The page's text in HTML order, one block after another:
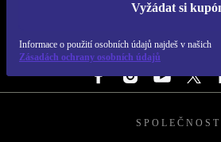
Vyžádat si
Informace o použití osobních údajů najdeš v našich
Zásadách ochrany osobních údajů
REFURBED ČESKO -
SLEDUJ NÁS
SPOLEČNOST